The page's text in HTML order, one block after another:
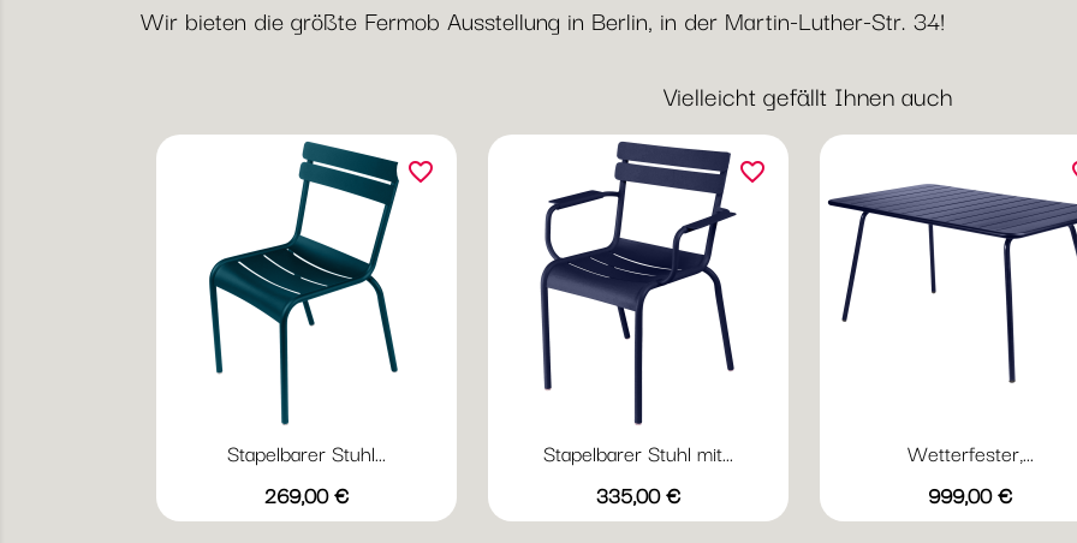
Wir bieten die größte Fermob Ausstellung in Berlin, in der Martin-Luther-Str. 34!
Vielleicht gefällt Ihnen auch
Stapelbarer Stuhl...
Preis
269,00 €
Vorschau
AbyssblauAcapulcoblau
Anthrazit
Chili Gewittergrau
favorite_border
Stapelbarer Stuhl mit...
Preis
335,00 €
Vorschau
AbyssblauAcapulcoblau
Anthrazit
Chili Gewittergrau
favorite_border
Wetterfester,...
Preis
999,00 €
Vorschau
AbyssblauAcapulcoblau
Anthrazit
Chili